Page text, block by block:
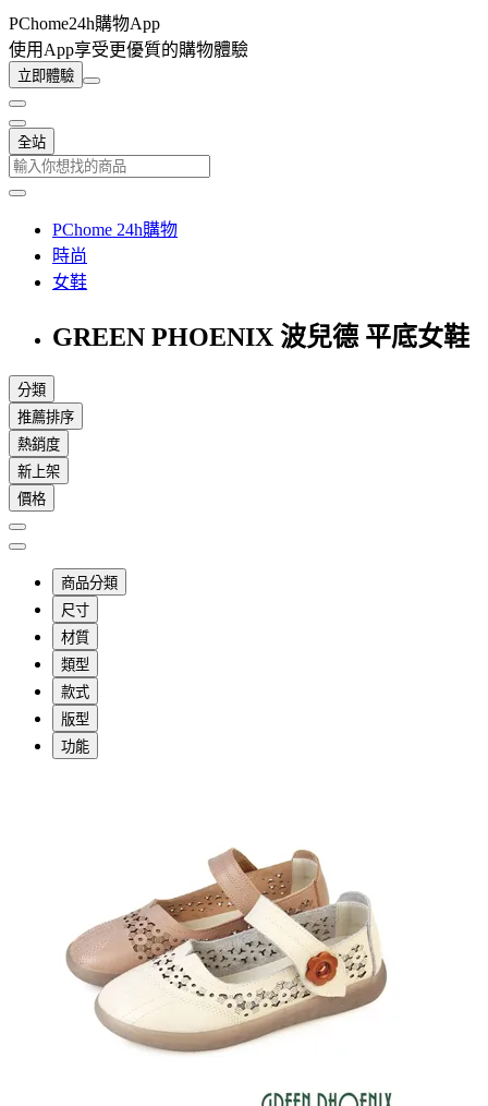
PChome24h購物App
使用App享受更優質的購物體驗
立即體驗
全站
PChome 24h購物
時尚
女鞋
GREEN PHOENIX 波兒德 平底女鞋
分類
推薦排序
熱銷度
新上架
價格
商品分類
尺寸
材質
類型
款式
版型
功能